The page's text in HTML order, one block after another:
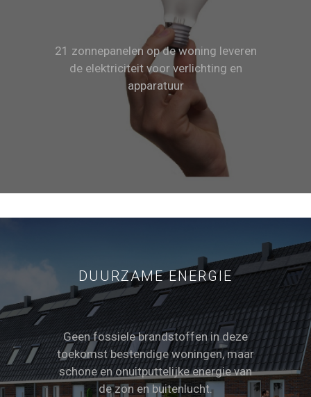
21 zonnepanelen op de woning leveren
de elektriciteit voor verlichting en
apparatuur
DUURZAME ENERGIE
Geen fossiele brandstoffen in deze
toekomst bestendige woningen, maar
schone en onuitputtelijke energie van
de zon en buitenlucht.